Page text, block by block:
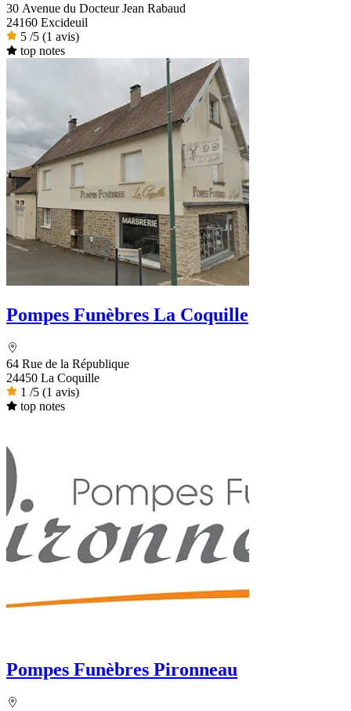
30 Avenue du Docteur Jean Rabaud
24160 Excideuil
5 /5 (1 avis)
top notes
Pompes Funèbres La Coquille
64 Rue de la République
24450 La Coquille
1 /5 (1 avis)
top notes
Pompes Funèbres Pironneau